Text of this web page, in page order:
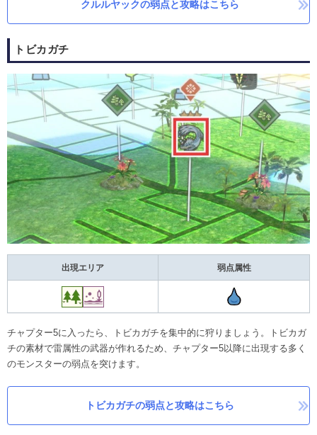
クルルヤックの弱点と攻略はこちら
トビカガチ
出現エリア 弱点属性
チャプター5に入ったら、トビカガチを集中的に狩りましょう。トビカガ
チの素材で雷属性の武器が作れるため、チャプター5以降に出現する多く
のモンスターの弱点を突けます。
トビカガチの弱点と攻略はこちら